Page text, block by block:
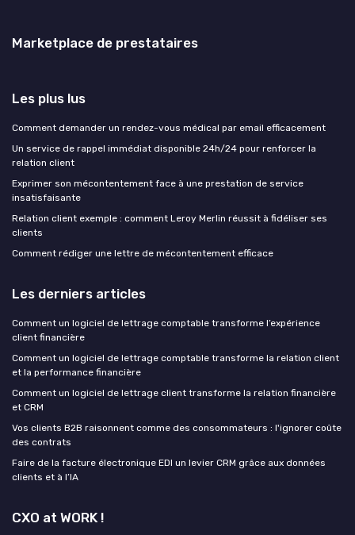
Marketplace de prestataires
Les plus lus
Comment demander un rendez-vous médical par email efficacement
Un service de rappel immédiat disponible 24h/24 pour renforcer la
relation client
Exprimer son mécontentement face à une prestation de service
insatisfaisante
Relation client exemple : comment Leroy Merlin réussit à fidéliser ses
clients
Comment rédiger une lettre de mécontentement efficace
Les derniers articles
Comment un logiciel de lettrage comptable transforme l’expérience
client financière
Comment un logiciel de lettrage comptable transforme la relation client
et la performance financière
Comment un logiciel de lettrage client transforme la relation financière
et CRM
Vos clients B2B raisonnent comme des consommateurs : l'ignorer coûte
des contrats
Faire de la facture électronique EDI un levier CRM grâce aux données
clients et à l’IA
CXO at WORK !